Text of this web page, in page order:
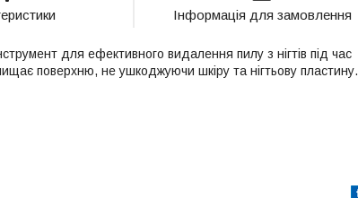
Інформація для замовлення
для ефективного видалення пилу з нігтів під час
поверхню, не ушкоджуючи шкіру та нігтьову пластину.